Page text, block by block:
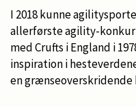
I 2018 kunne
allerførste agility-
med Crufts i England i
inspiration i
en